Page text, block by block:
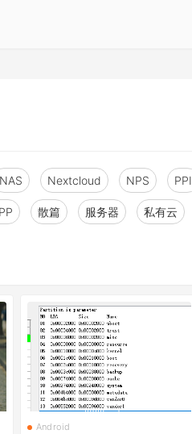
NAS Nextcloud NPS PPI
散篇 服务器 私有云
Android